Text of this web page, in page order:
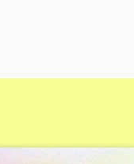
はじめに